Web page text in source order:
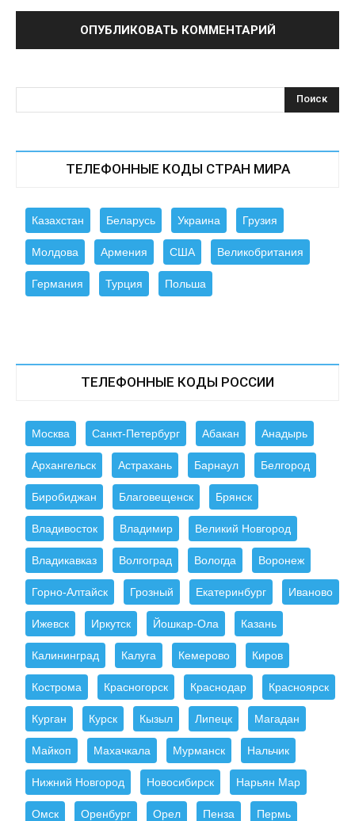
ТЕЛЕФОННЫЕ КОДЫ СТРАН МИРА
Казахстан Беларусь Украина Грузия
Молдова Армения США Великобритания
Германия Турция Польша
ТЕЛЕФОННЫЕ КОДЫ РОССИИ
Москва Санкт-Петербург Абакан Анадырь
Архангельск Астрахань Барнаул Белгород
Биробиджан Благовещенск Брянск
Владивосток Владимир Великий Новгород
Владикавказ Волгоград Вологда Воронеж
Горно-Алтайск Грозный Екатеринбург Иваново
Ижевск Иркутск Йошкар-Ола Казань
Калининград Калуга Кемерово Киров
Кострома Красногорск Краснодар Красноярск
Курган Курск Кызыл Липецк Магадан
Майкоп Махачкала Мурманск Нальчик
Нижний Новгород Новосибирск Нарьян Мар
Омск Оренбург Орел Пенза Пермь